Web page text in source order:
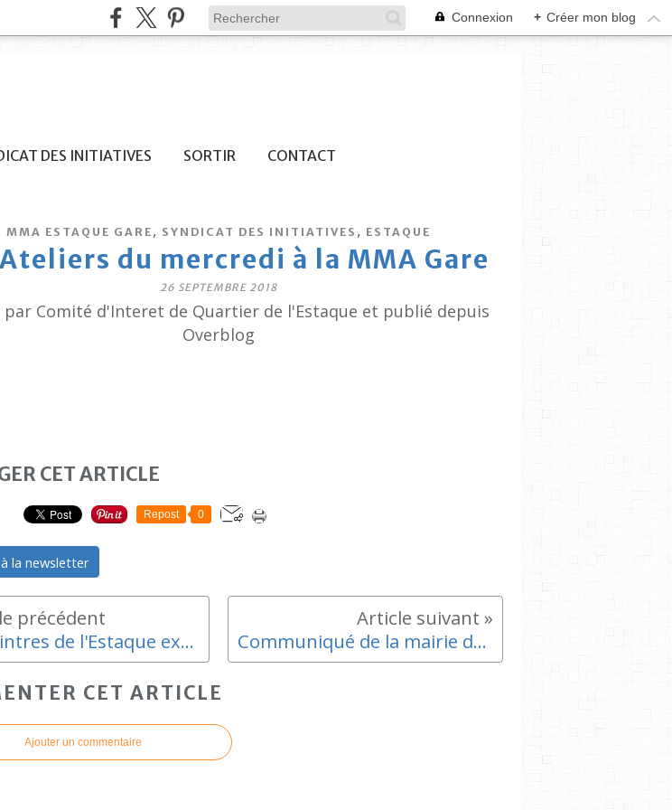
Connexion + Créer mon blog
DES INITIATIVES SORTIR CONTACT
MMA ESTAQUE GARE , SYNDICAT DES INITIATIVES , ESTAQUE
du mercredi à la MMA Gare
26 SEPTEMBRE 2018
par Comité d'Interet de Quartier de l'Estaque et publié depuis
Overblog
CET ARTICLE
Repost 0
la newsletter
Les peintres de l'Estaque exposent leurs toiles Communiqué de la mairie du 15/16 à l’attention des habitants de l’Estaque
CET ARTICLE
Ajouter un commentaire